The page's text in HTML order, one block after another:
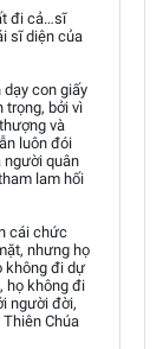
đi cả…sĩ
sĩ diện của
con giấy
trọng, bởi vì
và
luôn đói
người quân
lam hối
cái chức
nhưng họ
không đi dự
họ không đi
người đời,
Chúa